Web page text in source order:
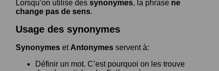
Lorsqu’on utilise des synonymes, la phrase ne
change pas de sens.
Usage des synonymes
Synonymes et Antonymes servent à:
Définir un mot. C’est pourquoi on les trouve